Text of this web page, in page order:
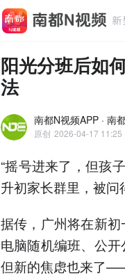
阳光分班后如
法
南都N视频APP · 南
原创 2026-04-17 11:25
“摇号进来了，但孩
升初家长群里，被问
据传，广州将在新初
电脑随机编班、公开
但新的焦虑也来了